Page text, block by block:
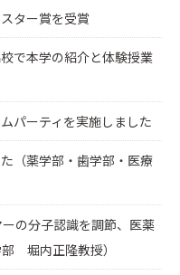
ター賞を受賞
で本学の紹介と体験授業
パーティを実施しました
（薬学部・歯学部・医療
の分子認識を調節、医薬
堀内正隆教授）